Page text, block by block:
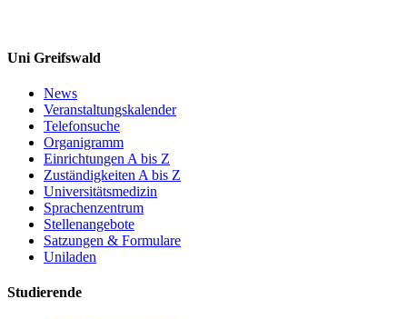
Uni Greifswald
News
Veranstaltungskalender
Telefonsuche
Organigramm
Einrichtungen A bis Z
Zuständigkeiten A bis Z
Universitätsmedizin
Sprachenzentrum
Stellenangebote
Satzungen & Formulare
Uniladen
Studierende